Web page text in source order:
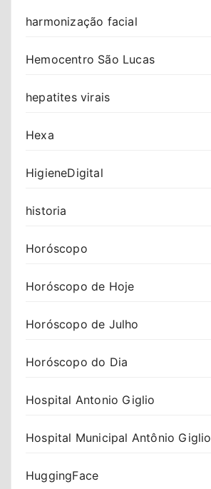
harmonização facial
Hemocentro São Lucas
hepatites virais
Hexa
HigieneDigital
historia
Horóscopo
Horóscopo de Hoje
Horóscopo de Julho
Horóscopo do Dia
Hospital Antonio Giglio
Hospital Municipal Antônio Giglio
HuggingFace